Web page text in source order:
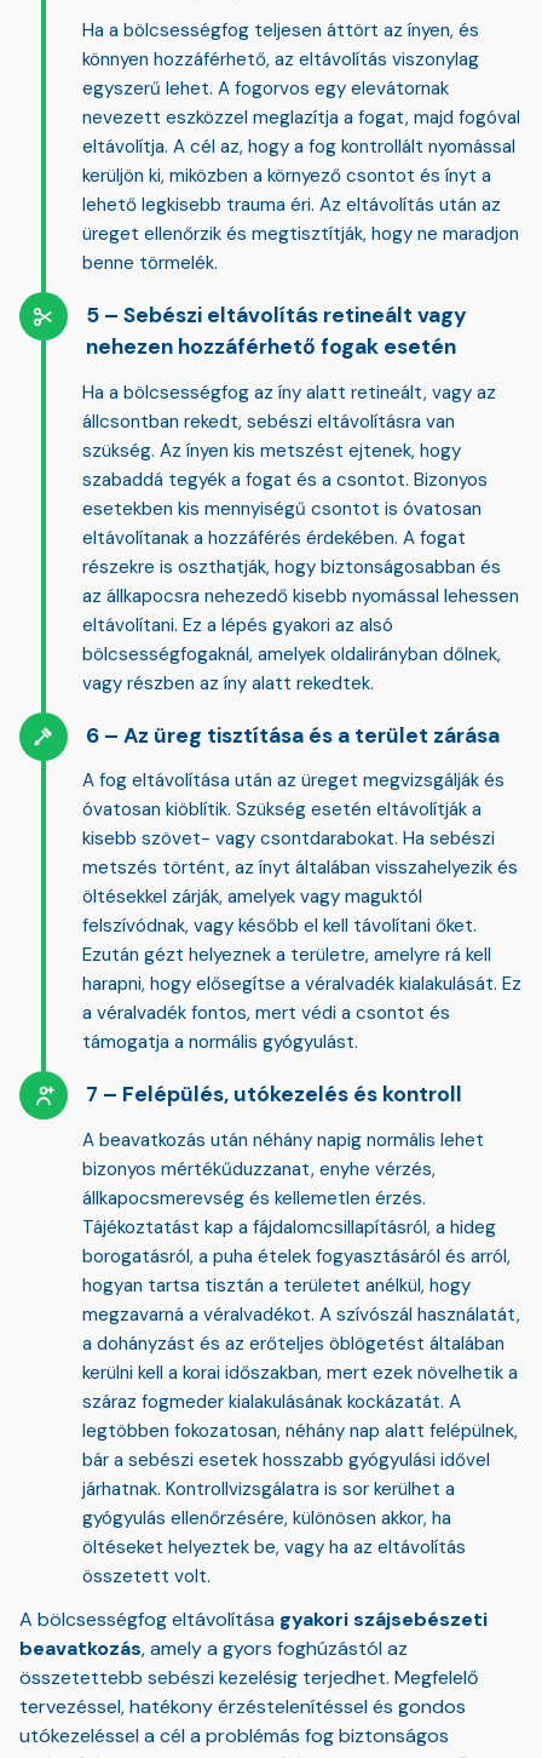
Ha a bölcsességfog teljesen áttört az ínyen, és
könnyen hozzáférhető, az eltávolítás viszonylag
egyszerű lehet. A fogorvos egy elevátornak
nevezett eszközzel meglazítja a fogat, majd fogóval
eltávolítja. A cél az, hogy a fog kontrollált nyomással
kerüljön ki, miközben a környező csontot és ínyt a
lehető legkisebb trauma éri. Az eltávolítás után az
üreget ellenőrzik és megtisztítják, hogy ne maradjon
benne törmelék.
Sebészi eltávolítás retineált vagy
nehezen hozzáférhető fogak esetén
Ha a bölcsességfog az íny alatt retineált, vagy az
állcsontban rekedt, sebészi eltávolításra van
szükség. Az ínyen kis metszést ejtenek, hogy
szabaddá tegyék a fogat és a csontot. Bizonyos
esetekben kis mennyiségű csontot is óvatosan
eltávolítanak a hozzáférés érdekében. A fogat
részekre is oszthatják, hogy biztonságosabban és
az állkapocsra nehezedő kisebb nyomással lehessen
eltávolítani. Ez a lépés gyakori az alsó
bölcsességfogaknál, amelyek oldalirányban dőlnek,
vagy részben az íny alatt rekedtek.
Az üreg tisztítása és a terület zárása
A fog eltávolítása után az üreget megvizsgálják és
óvatosan kiöblítik. Szükség esetén eltávolítják a
kisebb szövet- vagy csontdarabokat. Ha sebészi
metszés történt, az ínyt általában visszahelyezik és
öltésekkel zárják, amelyek vagy maguktól
felszívódnak, vagy később el kell távolítani őket.
Ezután gézt helyeznek a területre, amelyre rá kell
harapni, hogy elősegítse a véralvadék kialakulását. Ez
a véralvadék fontos, mert védi a csontot és
támogatja a normális gyógyulást.
Felépülés, utókezelés és kontroll
A beavatkozás után néhány napig normális lehet
bizonyos mértékűduzzanat, enyhe vérzés,
állkapocsmerevség és kellemetlen érzés.
Tájékoztatást kap a fájdalomcsillapításról, a hideg
borogatásról, a puha ételek fogyasztásáról és arról,
hogyan tartsa tisztán a területet anélkül, hogy
megzavarná a véralvadékot. A szívószál használatát,
a dohányzást és az erőteljes öblögetést általában
kerülni kell a korai időszakban, mert ezek növelhetik a
száraz fogmeder kialakulásának kockázatát. A
legtöbben fokozatosan, néhány nap alatt felépülnek,
bár a sebészi esetek hosszabb gyógyulási idővel
járhatnak. Kontrollvizsgálatra is sor kerülhet a
gyógyulás ellenőrzésére, különösen akkor, ha
öltéseket helyeztek be, vagy ha az eltávolítás
összetett volt.
A bölcsességfog eltávolítása gyakori szájsebészeti
beavatkozás, amely a gyors foghúzástól az
összetettebb sebészi kezelésig terjedhet. Megfelelő
tervezéssel, hatékony érzéstelenítéssel és gondos
utókezeléssel a cél a problémás fog biztonságos